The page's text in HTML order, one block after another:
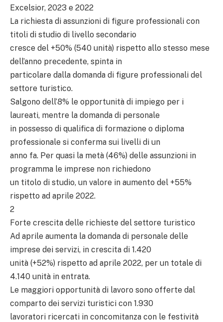
Excelsior, 2023 e 2022
La richiesta di assunzioni di figure professionali con
titoli di studio di livello secondario
cresce del +50% (540 unità) rispetto allo stesso mese
dell’anno precedente, spinta in
particolare dalla domanda di figure professionali del
settore turistico.
Salgono dell’8% le opportunità di impiego per i
laureati, mentre la domanda di personale
in possesso di qualifica di formazione o diploma
professionale si conferma sui livelli di un
anno fa. Per quasi la metà (46%) delle assunzioni in
programma le imprese non richiedono
un titolo di studio, un valore in aumento del +55%
rispetto ad aprile 2022.
2
Forte crescita delle richieste del settore turistico
Ad aprile aumenta la domanda di personale delle
imprese dei servizi, in crescita di 1.420
unità (+52%) rispetto ad aprile 2022, per un totale di
4.140 unità in entrata.
Le maggiori opportunità di lavoro sono offerte dal
comparto dei servizi turistici con 1.930
lavoratori ricercati in concomitanza con le festività